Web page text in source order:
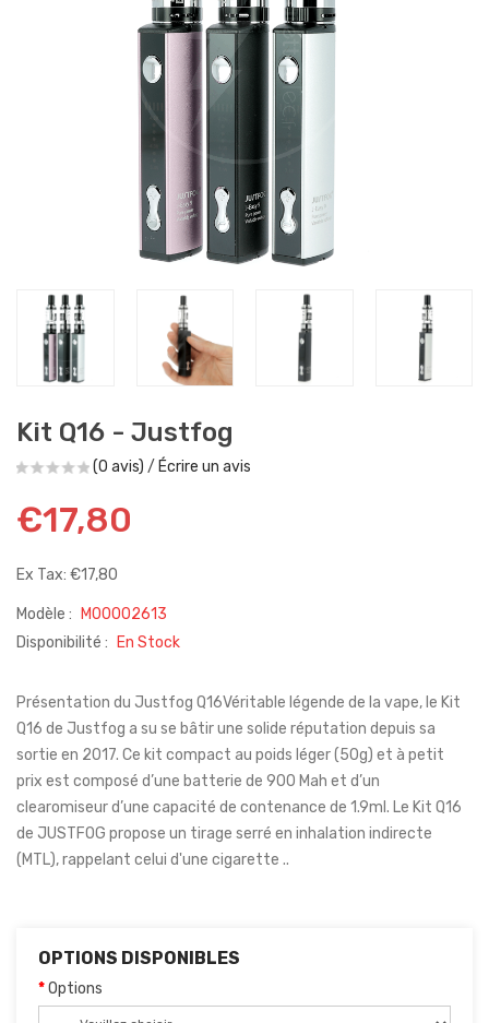
Kit Q16 - Justfog
(0 avis) / Écrire un avis
€17,80
Ex Tax: €17,80
Modèle :
M00002613
Disponibilité :
En Stock
Présentation du Justfog Q16Véritable légende de la vape, le Kit
Q16 de Justfog a su se bâtir une solide réputation depuis sa
sortie en 2017. Ce kit compact au poids léger (50g) et à petit
prix est composé d’une batterie de 900 Mah et d’un
clearomiseur d’une capacité de contenance de 1.9ml. Le Kit Q16
de JUSTFOG propose un tirage serré en inhalation indirecte
(MTL), rappelant celui d'une cigarette ..
OPTIONS DISPONIBLES
Options